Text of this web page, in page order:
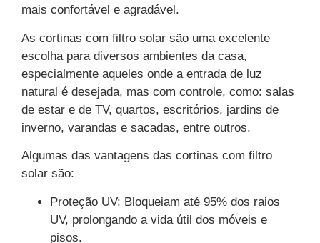
mais confortável e agradável.
As cortinas com filtro solar são uma excelente
escolha para diversos ambientes da casa,
especialmente aqueles onde a entrada de luz
natural é desejada, mas com controle, como: salas
de estar e de TV, quartos, escritórios, jardins de
inverno, varandas e sacadas, entre outros.
Algumas das vantagens das cortinas com filtro
solar são:
Proteção UV: Bloqueiam até 95% dos raios
UV, prolongando a vida útil dos móveis e
pisos.